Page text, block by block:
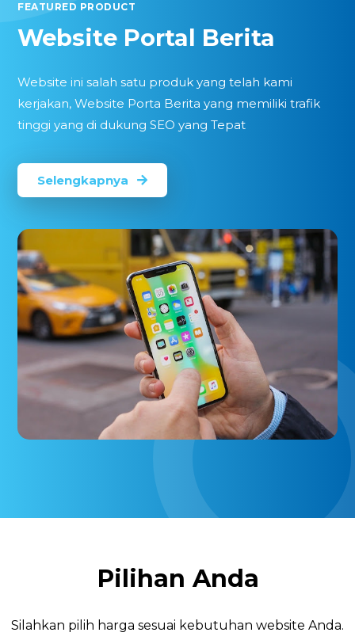
FEATURED PRODUCT
Website Portal Berita
Website ini salah satu produk yang telah kami
kerjakan, Website Porta Berita yang memiliki trafik
tinggi yang di dukung SEO yang Tepat
Selengkapnya
Pilihan Anda
Silahkan pilih harga sesuai kebutuhan website Anda.